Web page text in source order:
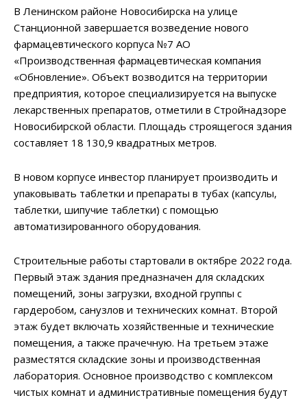
В Ленинском районе Новосибирска на улице
Станционной завершается возведение нового
фармацевтического корпуса №7 АО
«Производственная фармацевтическая компания
«Обновление». Объект возводится на территории
предприятия, которое специализируется на выпуске
лекарственных препаратов, отметили в Стройнадзоре
Новосибирской области. Площадь строящегося здания
составляет 18 130,9 квадратных метров.
В новом корпусе инвестор планирует производить и
упаковывать таблетки и препараты в тубах (капсулы,
таблетки, шипучие таблетки) с помощью
автоматизированного оборудования.
Строительные работы стартовали в октябре 2022 года.
Первый этаж здания предназначен для складских
помещений, зоны загрузки, входной группы с
гардеробом, санузлов и технических комнат. Второй
этаж будет включать хозяйственные и технические
помещения, а также прачечную. На третьем этаже
разместятся складские зоны и производственная
лаборатория. Основное производство с комплексом
чистых комнат и административные помещения будут